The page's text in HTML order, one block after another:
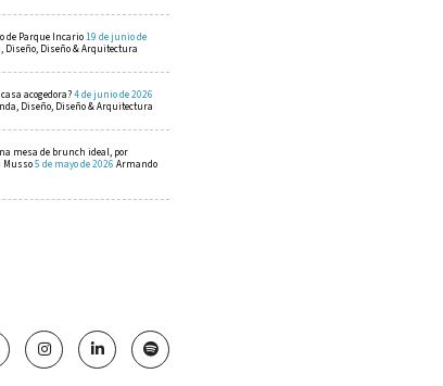
de Parque Incario19 de junio de
Diseño, Diseño & Arquitectura
acogedora?4 de junio de 2026
Diseño, Diseño & Arquitectura
mesa de brunch ideal, por
Musso5 de mayo de 2026 Armando